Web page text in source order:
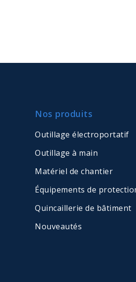
Nos produits
Outillage électroportatif
Outillage à main
Matériel de chantier
Équipements de
Quincaillerie de bâtiment
Nouveautés